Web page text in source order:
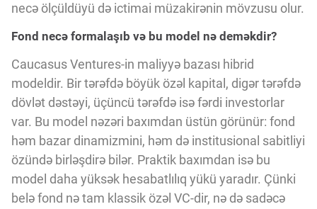
necə ölçüldüyü də ictimai müzakirənin mövzusu olur.
Fond necə formalaşıb və bu model nə deməkdir?
Caucasus Ventures-in maliyyə bazası hibrid
modeldir. Bir tərəfdə böyük özəl kapital, digər tərəfdə
dövlət dəstəyi, üçüncü tərəfdə isə fərdi investorlar
var. Bu model nəzəri baxımdan üstün görünür: fond
həm bazar dinamizmini, həm də institusional sabitliyi
özündə birləşdirə bilər. Praktik baxımdan isə bu
model daha yüksək hesabatlılıq yükü yaradır. Çünki
belə fond nə tam klassik özəl VC-dir, nə də sadəcə